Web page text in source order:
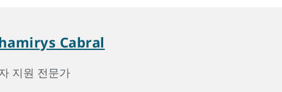
Cabral
지원 전문가